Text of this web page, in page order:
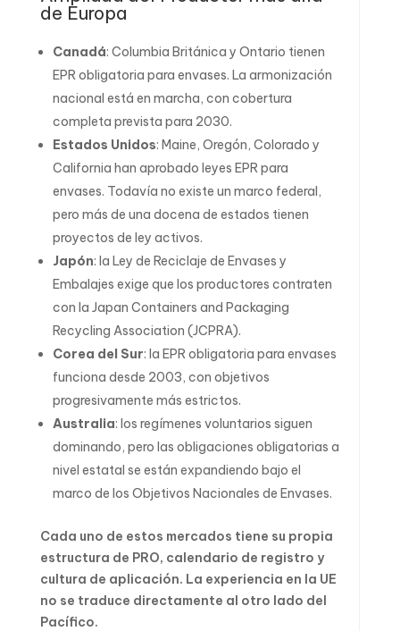
de Europa
Canadá: Columbia Británica y Ontario tienen
EPR obligatoria para envases. La armonización
nacional está en marcha, con cobertura
completa prevista para 2030.
Estados Unidos: Maine, Oregón, Colorado y
California han aprobado leyes EPR para
envases. Todavía no existe un marco federal,
pero más de una docena de estados tienen
proyectos de ley activos.
Japón: la Ley de Reciclaje de Envases y
Embalajes exige que los productores contraten
con la Japan Containers and Packaging
Recycling Association (JCPRA).
Corea del Sur: la EPR obligatoria para envases
funciona desde 2003, con objetivos
progresivamente más estrictos.
Australia: los regímenes voluntarios siguen
dominando, pero las obligaciones obligatorias a
nivel estatal se están expandiendo bajo el
marco de los Objetivos Nacionales de Envases.
Cada uno de estos mercados tiene su propia
estructura de PRO, calendario de registro y
cultura de aplicación. La experiencia en la UE
no se traduce directamente al otro lado del
Pacífico.